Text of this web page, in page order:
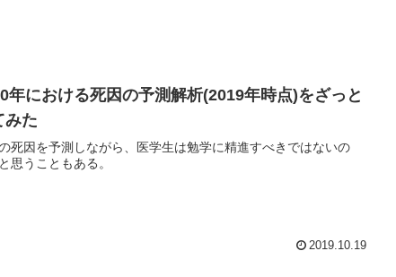
年における死因の予測解析(2019年時点)をざっと
みた
死因を予測しながら、医学生は勉学に精進すべきではないの
思うこともある。
2019.10.19